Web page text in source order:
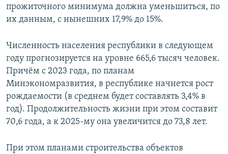
прожиточного минимума должна уменьшиться, по
их данным, с нынешних 17,9% до 15%.
Численность населения республики в следующем
году прогнозируется на уровне 665,6 тысяч человек.
Причём с 2023 года, по планам
Минэкономразвития, в республике начнется рост
рождаемости (в среднем будет составлять 3,4% в
год). Продолжительность жизни при этом составит
70,6 года, а к 2025-му она увеличится до 73,8 лет.
При этом планами строительства объектов